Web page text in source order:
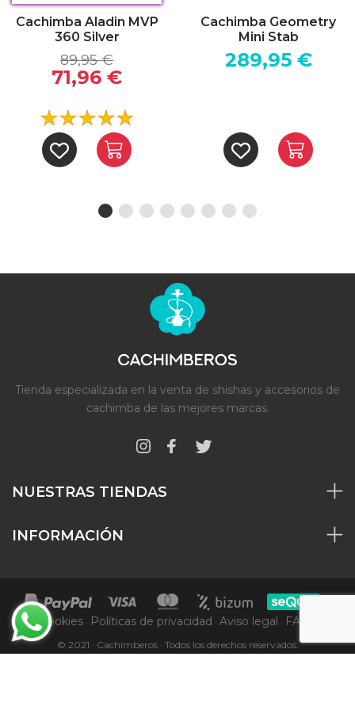
Cachimba Aladin MVP
360 Silver
89,95 €
71,96 €
Cachimba Geometry
Mini Stab
289,95 €
Tienda especializada en la venta de shishas y accesorios de
cachimba de las mejores marcas.
NUESTRAS TIENDAS
INFORMACIÓN
Cookies · Políticas de privacidad · Aviso legal · FAQs
© 2021 · Cachimberos · Todos los derechos reservados.